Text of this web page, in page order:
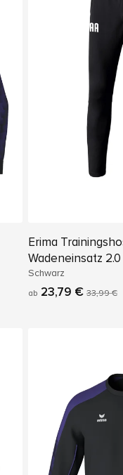
Erima
Wadeneinsatz 2.0
Schwarz
ab 23,79 € 33,99 €